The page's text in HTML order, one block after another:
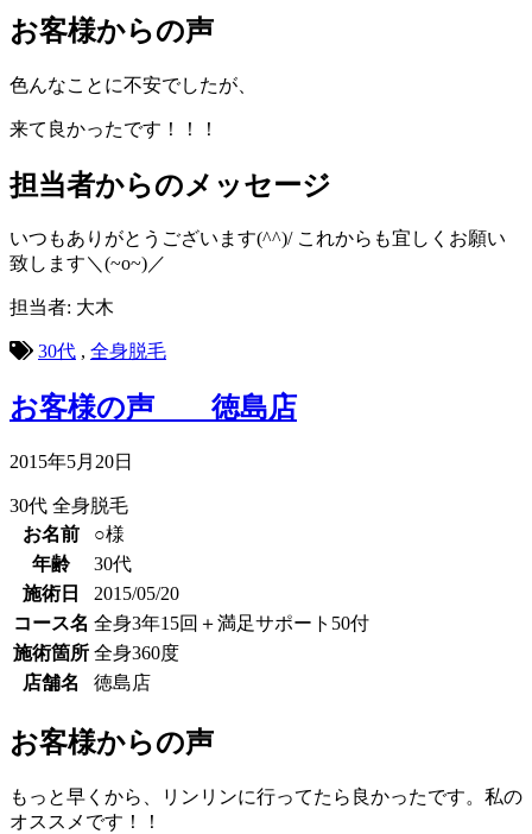
お客様からの声
色んなことに不安でしたが、
来て良かったです！！！
担当者からのメッセージ
いつもありがとうございます(^^)/ これからも宜しくお願い
致します＼(~o~)／
担当者: 大木
30代 , 全身脱毛
お客様の声 徳島店
2015年5月20日
30代 全身脱毛
お名前
○様
年齢
30代
施術日
2015/05/20
コース名 全身3年15回＋満足サポート50付
施術箇所 全身360度
店舗名
徳島店
お客様からの声
もっと早くから、リンリンに行ってたら良かったです。私の
オススメです！！